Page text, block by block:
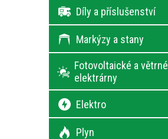
Díly a příslušenství
Markýzy a stany
Fotovoltaické a větrné
elektrárny
Elektro
Plyn